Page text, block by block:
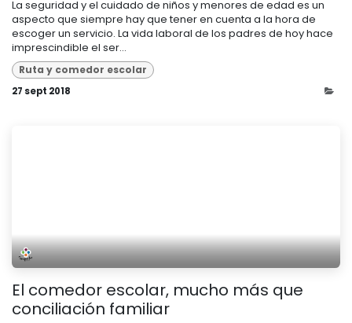
La seguridad y el cuidado de niños y menores de edad es un
aspecto que siempre hay que tener en cuenta a la hora de
escoger un servicio. La vida laboral de los padres de hoy hace
imprescindible el ser...
Ruta y comedor escolar
27 sept 2018
El comedor escolar, mucho más que
conciliación familiar